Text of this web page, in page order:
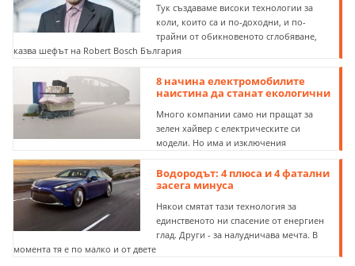
Тук създаваме високи технологии за
коли, които са и по-доходни, и по-
трайни от обикновеното сглобяване,
казва шефът на Robert Bosch България
8 начина електромобилите
наистина да станат екологични
Много компании само ни пращат за
зелен хайвер с електрическите си
модели. Но има и изключения
Водородът: 4 плюса и 4 фатални
засега минуса
Някои смятат тази технология за
единственото ни спасение от енергиен
глад. Други - за налудничава мечта. В
момента тя е по малко и от двете